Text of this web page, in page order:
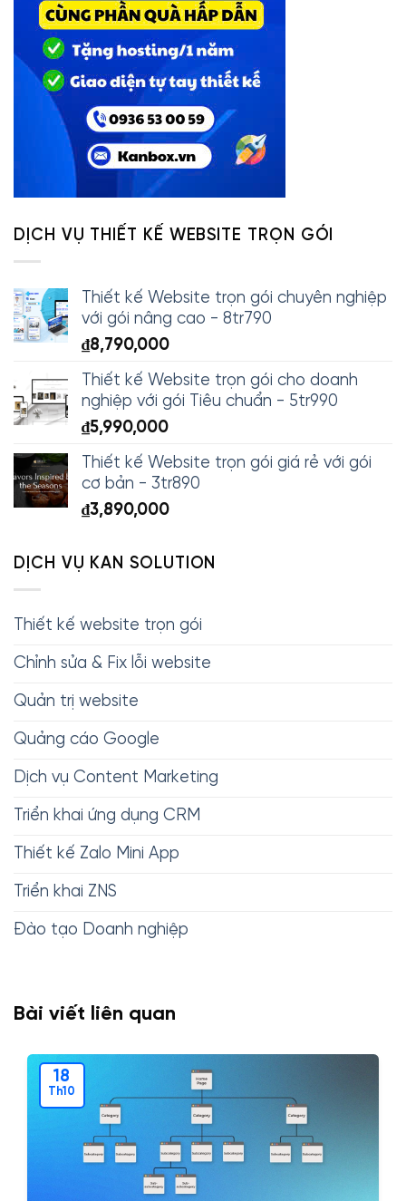
DỊCH VỤ THIẾT KẾ WEBSITE TRỌN GÓI
Thiết kế Website trọn gói chuyên nghiệp
với gói nâng cao - 8tr790
₫8,790,000
Thiết kế Website trọn gói cho doanh
nghiệp với gói Tiêu chuẩn - 5tr990
₫5,990,000
Thiết kế Website trọn gói giá rẻ với gói
cơ bản - 3tr890
₫3,890,000
DỊCH VỤ KAN SOLUTION
Thiết kế website trọn gói
Chỉnh sửa & Fix lỗi website
Quản trị website
Quảng cáo Google
Dịch vụ Content Marketing
Triển khai ứng dụng CRM
Thiết kế Zalo Mini App
Triển khai ZNS
Đào tạo Doanh nghiệp
Bài viết liên quan
18
Th10